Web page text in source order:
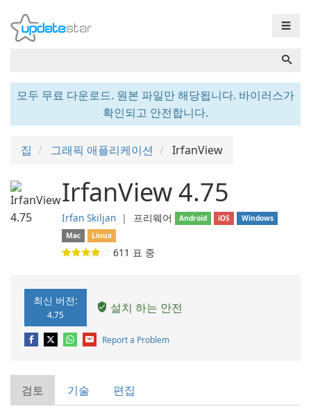
☰
모두 무료 다운로드. 원본 파일만 해당됩니다. 바이러스가
확인되고 안전합니다.
집 그래픽 애플리케이션 IrfanView
IrfanView 4.75
Irfan Skiljan ❘ 프리웨어 Android iOS
Windows
Mac
Linux
611 표 중
최신 버전:
4.75 설치 하는 안전
Report a Problem
검토 기술 편집